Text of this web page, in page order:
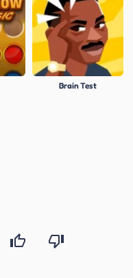
Brain Test